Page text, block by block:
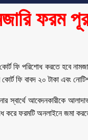
ফরম
ফি পরিশোধ করতে হবে
ফি বাবদ ২০ টাকা এবং
স্বার্থে আবেদনকারীকে
করে ফরমটি অনলাইনে জমা